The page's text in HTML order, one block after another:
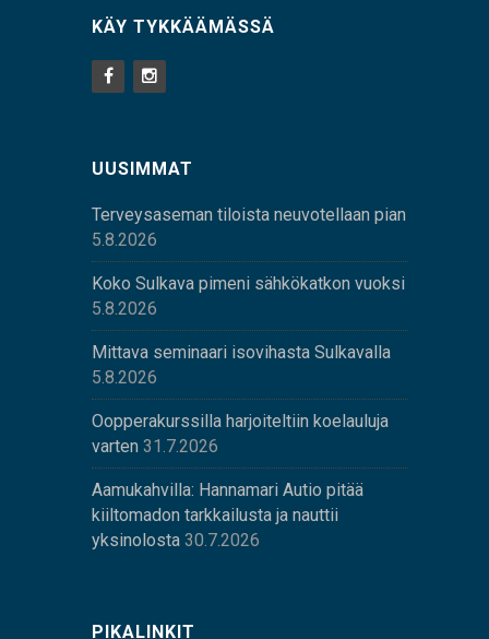
KÄY TYKKÄÄMÄSSÄ
UUSIMMAT
Terveysaseman tiloista neuvotellaan pian
5.8.2026
Koko Sulkava pimeni sähkökatkon vuoksi
5.8.2026
Mittava seminaari isovihasta Sulkavalla
5.8.2026
Oopperakurssilla harjoiteltiin koelauluja
varten 31.7.2026
Aamukahvilla: Hannamari Autio pitää
kiiltomadon tarkkailusta ja nauttii
yksinolosta 30.7.2026
PIKALINKIT